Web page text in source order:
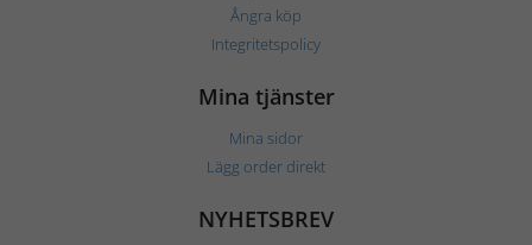
Ångra köp
Integritetspolicy
Mina tjänster
Mina sidor
Lägg order direkt
NYHETSBREV